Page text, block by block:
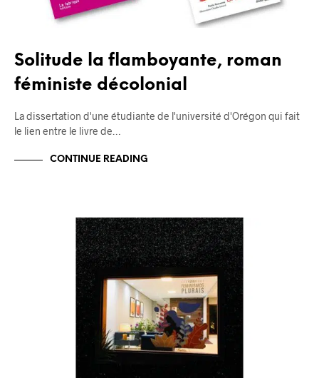
Solitude la flamboyante, roman
féministe décolonial
La dissertation d'une étudiante de l'université d'Orégon qui fait
le lien entre le livre de…
CONTINUE READING